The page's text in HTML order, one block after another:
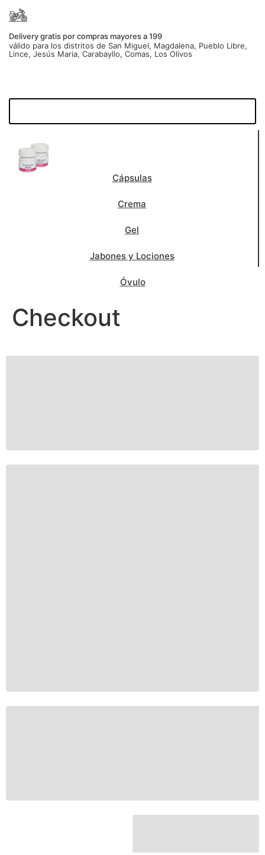
Delivery gratis por compras mayores a 199
válido para los distritos de San Miguel, Magdalena, Pueblo Libre,
Lince, Jesús Maria, Carabayllo, Comas, Los Olivos
Cápsulas
Crema
Gel
Jabones y Lociones
Óvulo
Checkout